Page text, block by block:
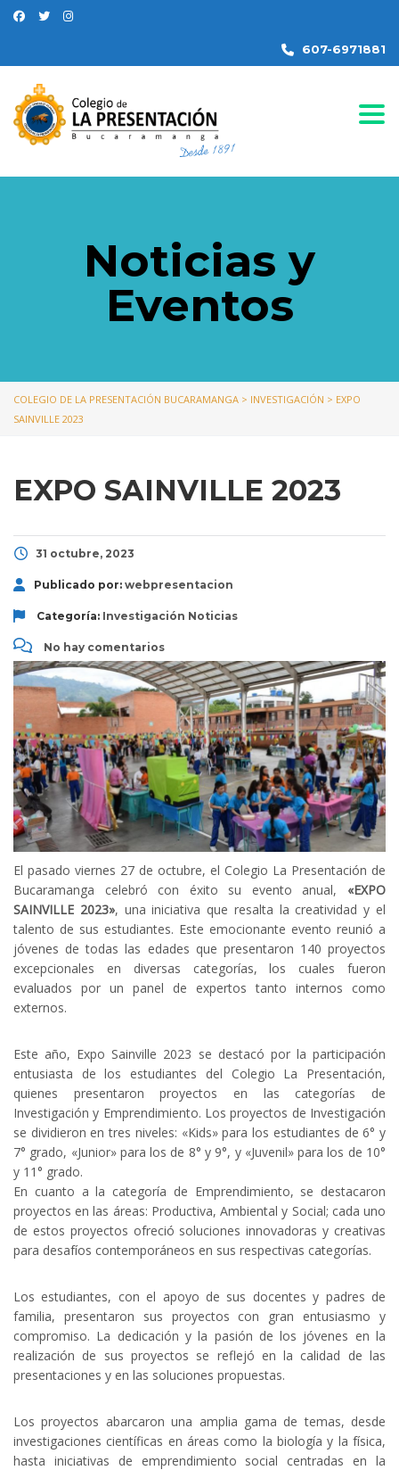
607-6971881
Noticias y
Eventos
COLEGIO DE LA PRESENTACIÓN BUCARAMANGA > INVESTIGACIÓN > EXPO
SAINVILLE 2023
EXPO SAINVILLE 2023
31 octubre, 2023
Publicado por: webpresentacion
Categoría: Investigación Noticias
No hay comentarios
El pasado viernes 27 de octubre, el Colegio La Presentación de
Bucaramanga celebró con éxito su evento anual, «EXPO
SAINVILLE 2023», una iniciativa que resalta la creatividad y el
talento de sus estudiantes. Este emocionante evento reunió a
jóvenes de todas las edades que presentaron 140 proyectos
excepcionales en diversas categorías, los cuales fueron
evaluados por un panel de expertos tanto internos como
externos.
Este año, Expo Sainville 2023 se destacó por la participación
entusiasta de los estudiantes del Colegio La Presentación,
quienes presentaron proyectos en las categorías de
Investigación y Emprendimiento. Los proyectos de Investigación
se dividieron en tres niveles: «Kids» para los estudiantes de 6° y
7° grado, «Junior» para los de 8° y 9°, y «Juvenil» para los de 10°
y 11° grado.
En cuanto a la categoría de Emprendimiento, se destacaron
proyectos en las áreas: Productiva, Ambiental y Social; cada uno
de estos proyectos ofreció soluciones innovadoras y creativas
para desafíos contemporáneos en sus respectivas categorías.
Los estudiantes, con el apoyo de sus docentes y padres de
familia, presentaron sus proyectos con gran entusiasmo y
compromiso. La dedicación y la pasión de los jóvenes en la
realización de sus proyectos se reflejó en la calidad de las
presentaciones y en las soluciones propuestas.
Los proyectos abarcaron una amplia gama de temas, desde
investigaciones científicas en áreas como la biología y la física,
hasta iniciativas de emprendimiento social centradas en la